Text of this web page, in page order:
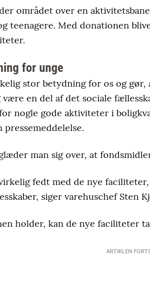
området over en
teenagere. Med donationen
for unge
stor betydning for os og gør,
være en del af det sociale
nogle gode aktiviteter i
man sig over, at
fedt med de nye
siger varehuschef Sten
holder, kan de nye faciliteter
ARTIKLEN